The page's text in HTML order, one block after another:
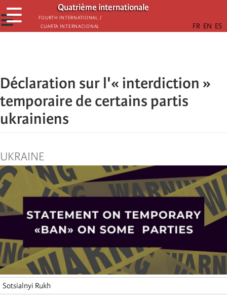
Aller
au
contenu
Quatrième internationale
Fourth International /
Cuarta Internacional
☰
☰
Déclaration sur l'« interdiction »
temporaire de certains partis
ukrainiens
UKRAINE
Sotsialnyi Rukh